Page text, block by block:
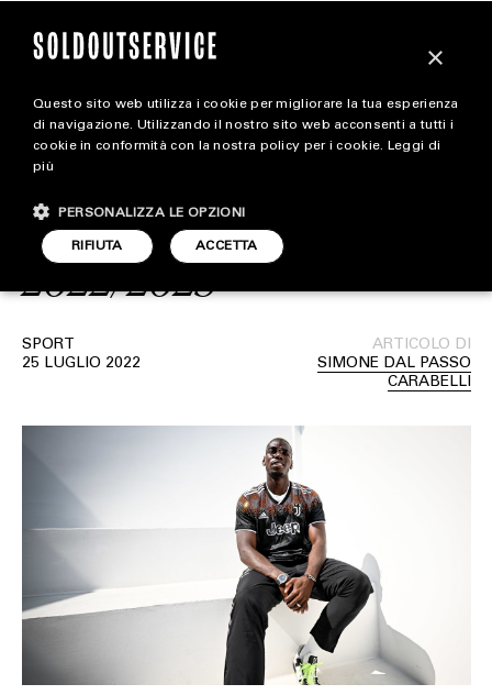
extra
ALL EXTRA
ART & DESIGN
CINEMA
LIFESTYLE
MOTORS
SOUND
SPORT
TECH
TRAVEL
Juventus collabora con
Liberal Youth Ministry per
rivisitare l’Away kit
2022/2023
SPORT
25 LUGLIO 2022
ARTICOLO DI
SIMONE DAL PASSO
CARABELLI
×
Questo sito web utilizza i cookie per migliorare la tua esperienza
di navigazione. Utilizzando il nostro sito web acconsenti a tutti i
cookie in conformità con la nostra policy per i cookie. Leggi di
più
ACCETTA
RIFIUTA
PERSONALIZZA LE OPZIONI